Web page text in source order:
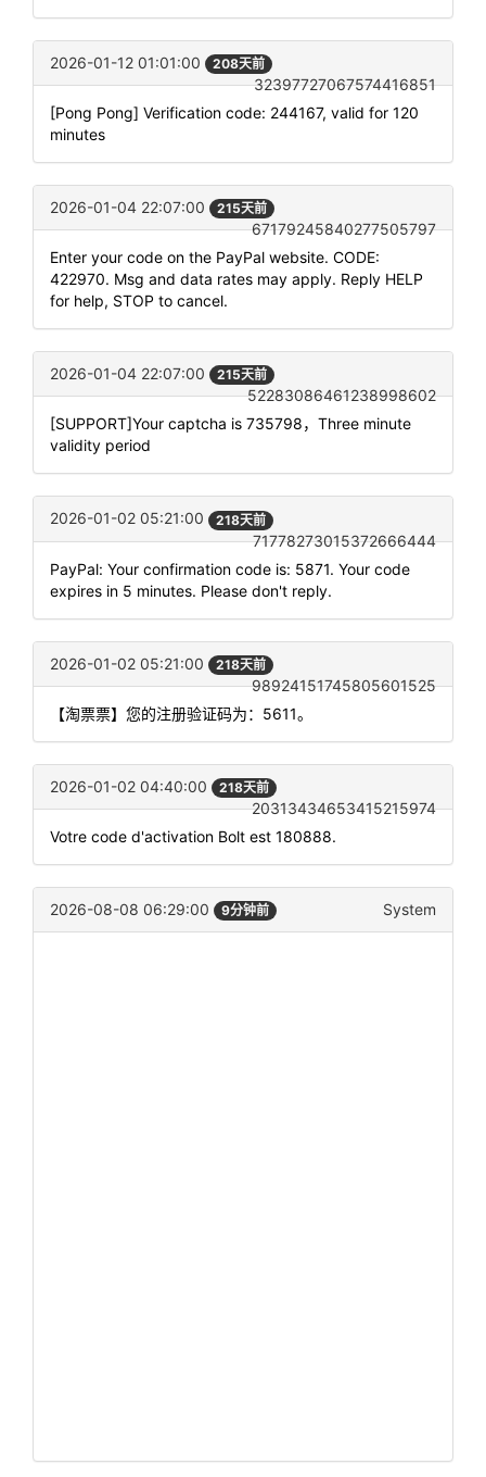
2026-01-12 01:01:00 208天前
32397727067574416851
[Pong Pong] Verification code: 244167, valid for 120
minutes
2026-01-04 22:07:00 215天前
67179245840277505797
Enter your code on the PayPal website. CODE:
422970. Msg and data rates may apply. Reply HELP
for help, STOP to cancel.
2026-01-04 22:07:00 215天前
52283086461238998602
[SUPPORT]Your captcha is 735798，Three minute
validity period
2026-01-02 05:21:00 218天前
71778273015372666444
PayPal: Your confirmation code is: 5871. Your code
expires in 5 minutes. Please don't reply.
2026-01-02 05:21:00 218天前
98924151745805601525
【淘票票】您的注册验证码为：5611。
2026-01-02 04:40:00 218天前
20313434653415215974
Votre code d'activation Bolt est 180888.
2026-08-08 06:29:00 9分钟前 System